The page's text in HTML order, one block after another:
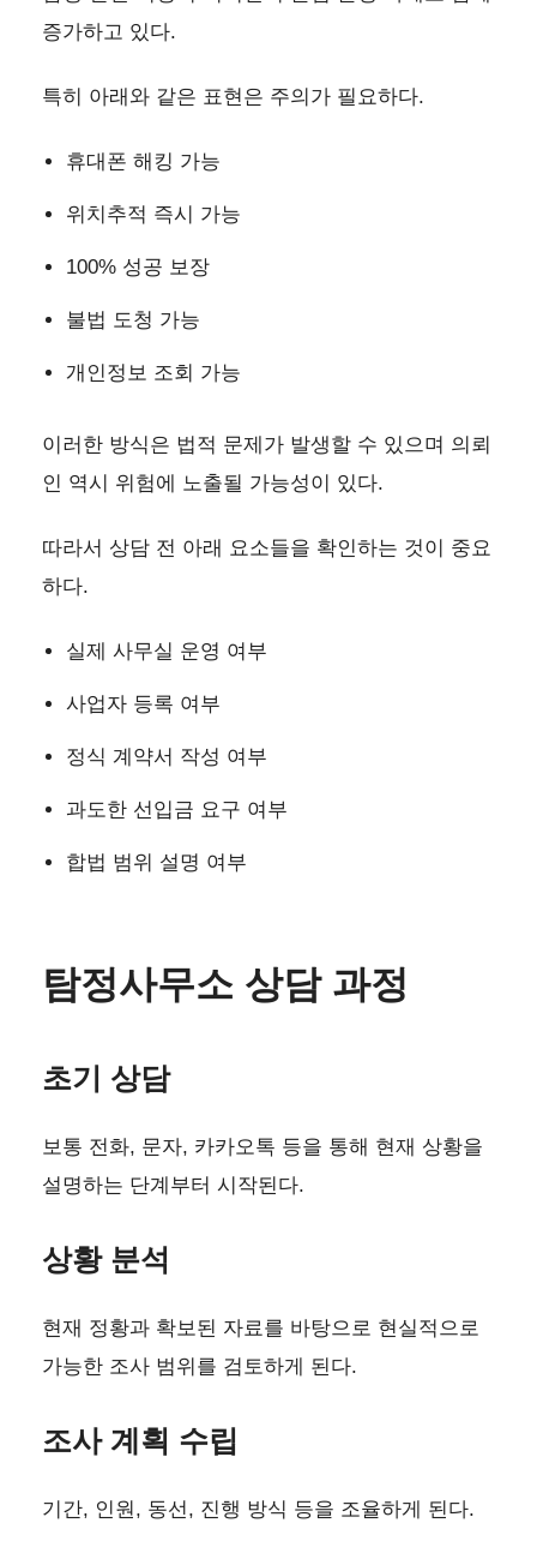
증가하고 있다.
특히 아래와 같은 표현은 주의가 필요하다.
휴대폰 해킹 가능
위치추적 즉시 가능
100% 성공 보장
불법 도청 가능
개인정보 조회 가능
이러한 방식은 법적 문제가 발생할 수 있으며 의뢰
인 역시 위험에 노출될 가능성이 있다.
따라서 상담 전 아래 요소들을 확인하는 것이 중요
하다.
실제 사무실 운영 여부
사업자 등록 여부
정식 계약서 작성 여부
과도한 선입금 요구 여부
합법 범위 설명 여부
탐정사무소 상담 과정
초기 상담
보통 전화, 문자, 카카오톡 등을 통해 현재 상황을
설명하는 단계부터 시작된다.
상황 분석
현재 정황과 확보된 자료를 바탕으로 현실적으로
가능한 조사 범위를 검토하게 된다.
조사 계획 수립
기간, 인원, 동선, 진행 방식 등을 조율하게 된다.